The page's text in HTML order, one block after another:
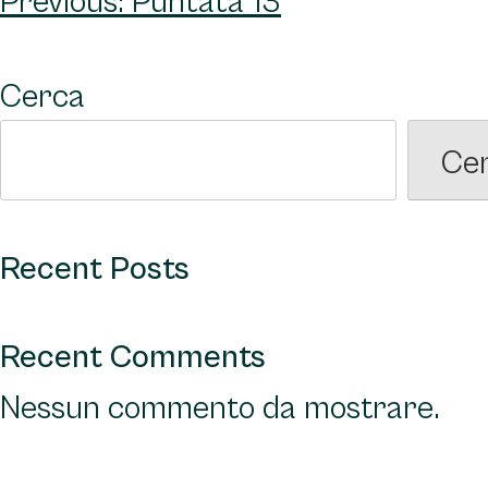
Cerca
Recent Posts
Recent Comments
Nessun commento da mostrare.